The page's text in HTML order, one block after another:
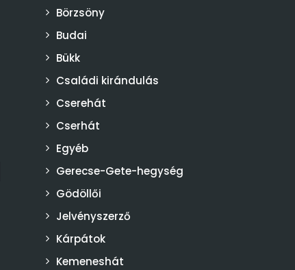
Börzsöny
Budai
Bükk
Családi kirándulás
Cserehát
Cserhát
Egyéb
Gerecse-Gete-hegység
Gödöllői
Jelvényszerző
Kárpátok
Kemeneshát